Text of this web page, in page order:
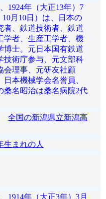
1924年（大正13年）7
10月10日）は、日本の
者、鉄道技術者、鉄道
学者、生産工学者、機
博士。元日本国有鉄道
技術庁参与、元文部科
会理事、元研友社顧
本機械学会名誉員、
桑名昭治は桑名病院2代
全国の新潟県立新潟高
生まれの人
1914年（大正3年）3月